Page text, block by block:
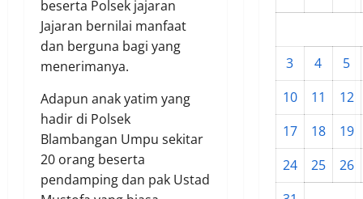
beserta Polsek jajaran
Jajaran bernilai manfaat
dan berguna bagi yang
menerimanya.
Adapun anak yatim yang
hadir di Polsek
Blambangan Umpu sekitar
20 orang beserta
pendamping dan pak Ustad
3 4
5
10
11
12
17
18
19
24
25
26